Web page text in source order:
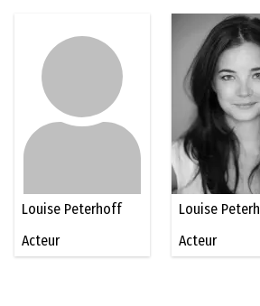
Louise Peterhoff
Acteur
Louise
Acteur